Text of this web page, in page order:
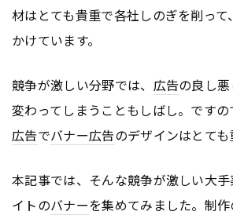
材はとても貴重で各社しのぎを削っ
かけています。
競争が激しい分野では、 広告の良し
変わってしまうこともしばし。ですの
広告でバナー広告のデザインはとても
本記事では、そんな競争が激しい大
イトのバナーを集めてみました。制